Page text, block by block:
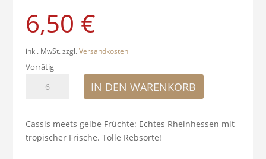
6,50 €
inkl. MwSt. zzgl.Versandkosten
Vorrätig
IN DEN WARENKORB
Cassis meets gelbe Früchte: Echtes Rheinhessen mit
tropischer Frische. Tolle Rebsorte!